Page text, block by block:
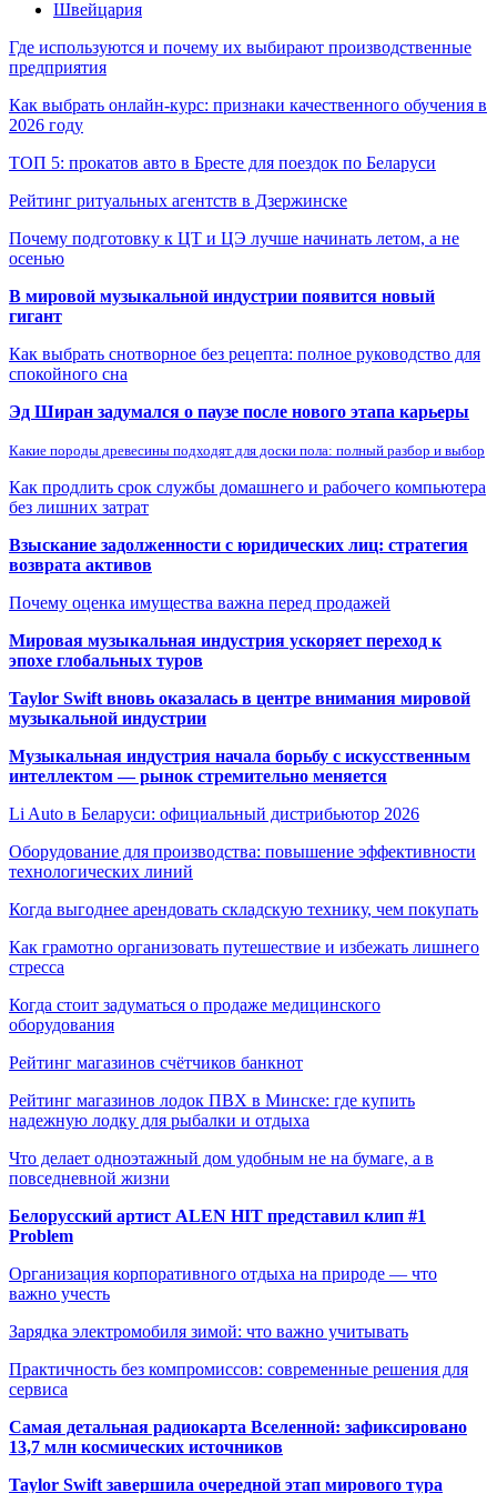
Швейцария
Где используются и почему их выбирают производственные
предприятия
Как выбрать онлайн-курс: признаки качественного обучения в
2026 году
ТОП 5: прокатов авто в Бресте для поездок по Беларуси
Рейтинг ритуальных агентств в Дзержинске
Почему подготовку к ЦТ и ЦЭ лучше начинать летом, а не
осенью
В мировой музыкальной индустрии появится новый
гигант
Как выбрать снотворное без рецепта: полное руководство для
спокойного сна
Эд Ширан задумался о паузе после нового этапа карьеры
Какие породы древесины подходят для доски пола: полный разбор и выбор
Как продлить срок службы домашнего и рабочего компьютера
без лишних затрат
Взыскание задолженности с юридических лиц: стратегия
возврата активов
Почему оценка имущества важна перед продажей
Мировая музыкальная индустрия ускоряет переход к
эпохе глобальных туров
Taylor Swift вновь оказалась в центре внимания мировой
музыкальной индустрии
Музыкальная индустрия начала борьбу с искусственным
интеллектом — рынок стремительно меняется
Li Auto в Беларуси: официальный дистрибьютор 2026
Оборудование для производства: повышение эффективности
технологических линий
Когда выгоднее арендовать складскую технику, чем покупать
Как грамотно организовать путешествие и избежать лишнего
стресса
Когда стоит задуматься о продаже медицинского
оборудования
Рейтинг магазинов счётчиков банкнот
Рейтинг магазинов лодок ПВХ в Минске: где купить
надежную лодку для рыбалки и отдыха
Что делает одноэтажный дом удобным не на бумаге, а в
повседневной жизни
Белорусский артист ALEN HIT представил клип #1
Problem
Организация корпоративного отдыха на природе — что
важно учесть
Зарядка электромобиля зимой: что важно учитывать
Практичность без компромиссов: современные решения для
сервиса
Самая детальная радиокарта Вселенной: зафиксировано
13,7 млн космических источников
Taylor Swift завершила очередной этап мирового тура